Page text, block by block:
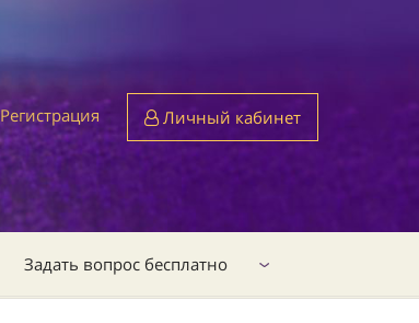
Регистрация Личный кабинет
Задать вопрос бесплатно